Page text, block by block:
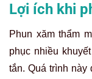
Lợi ích khi
Phun xăm thẩm
phục nhiều
tắn. Quá trình